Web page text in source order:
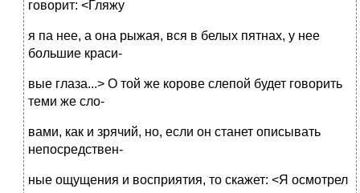
говорит: <Гляжу
я па нее, а она рыжая, вся в белых пятнах, у нее
большие краси-
вые глаза...> О той же корове слепой будет говорить
теми же сло-
вами, как и зрячий, но, если он станет описывать
непосредствен-
ные ощущения и восприятия, то скажет: <Я осмотрел